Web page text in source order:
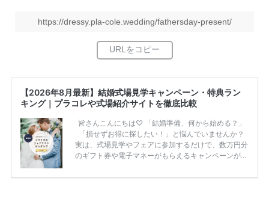
https://dressy.pla-cole.wedding/fathersday-present/
【2026年8月最新】結婚式場見学キャンペーン・特典ラン
キング｜プラコレや式場紹介サイトを徹底比較
皆さんこんにちは♡ 「結婚準備、何から始める？」
「損せずお得に探したい！」と悩んでいませんか？
実は、式場見学やフェアに参加するだけで、数万円分
のギフト券や電子マネーがもらえるキャンペーンがあ
ため、比較せずに選ぶと損をしてしまうことも……。